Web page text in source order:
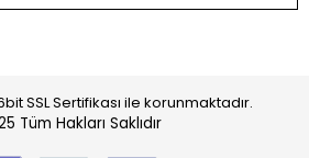
SSL Sertifikası ile korunmaktadır.
Tüm Hakları Saklıdır